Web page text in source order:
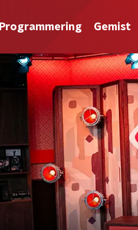
Programmering Gemist